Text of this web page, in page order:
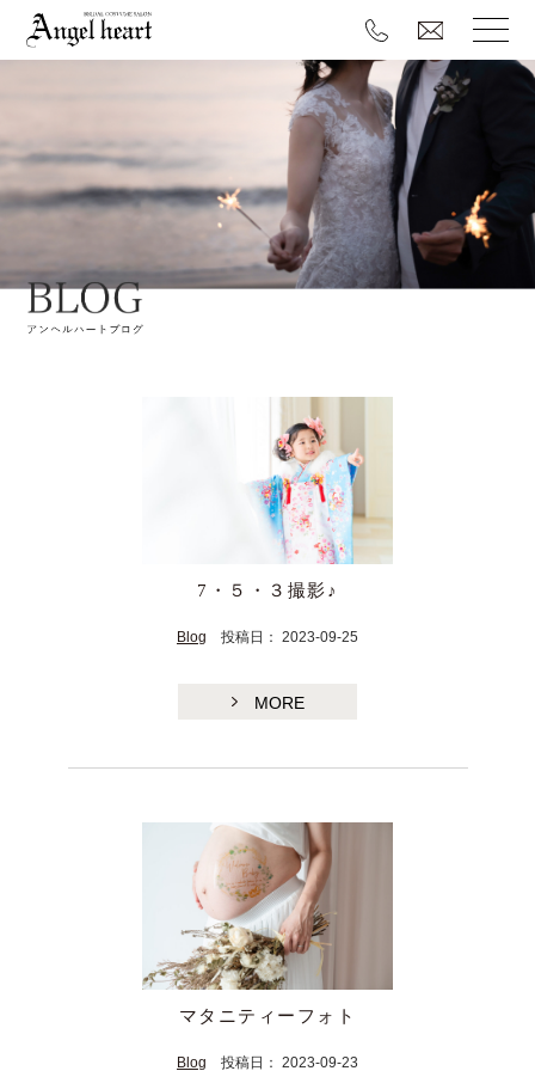
7・５・３撮影♪
Blog 投稿日： 2023-09-25
MORE
マタニティーフォト
Blog 投稿日： 2023-09-23